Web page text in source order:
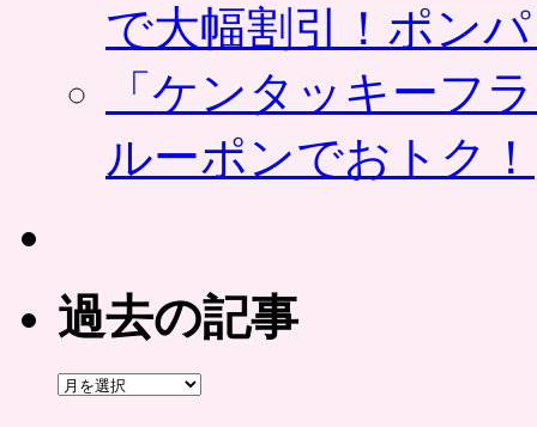
で大幅割引！ポン
「ケンタッキーフ
ルーポンでおトク！
過去の記事
過